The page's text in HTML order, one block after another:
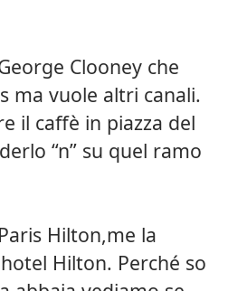
Clooney che
ma vuole altri canali.
il caffè in piazza del
“n” su quel ramo
Hilton,me la
Hilton. Perché so